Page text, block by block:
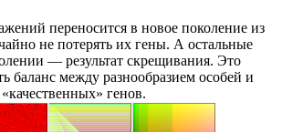
переносится в новое поколение из
не потерять их гены. А остальные
— результат скрещивания. Это
баланс между разнообразием особей и
генов.